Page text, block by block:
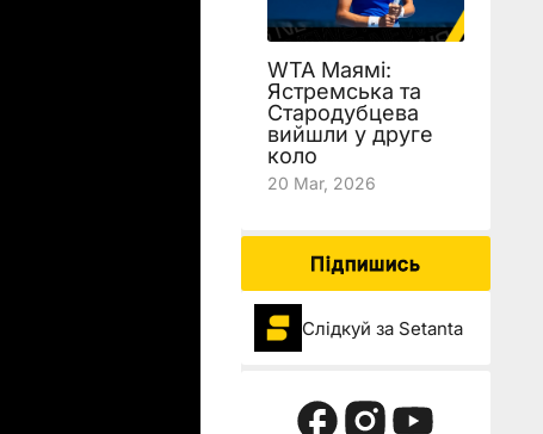
WTA Маямі:
Ястремська та
Стародубцева
вийшли у друге
коло
20 Mar, 2026
Підпишись
Слідкуй за Setanta